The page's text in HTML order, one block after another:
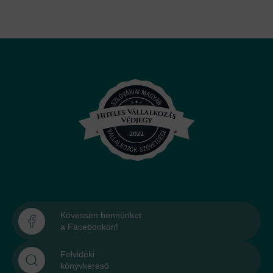
Kövessen bennünket
a Facebookon!
Felvidéki
könyvkereső